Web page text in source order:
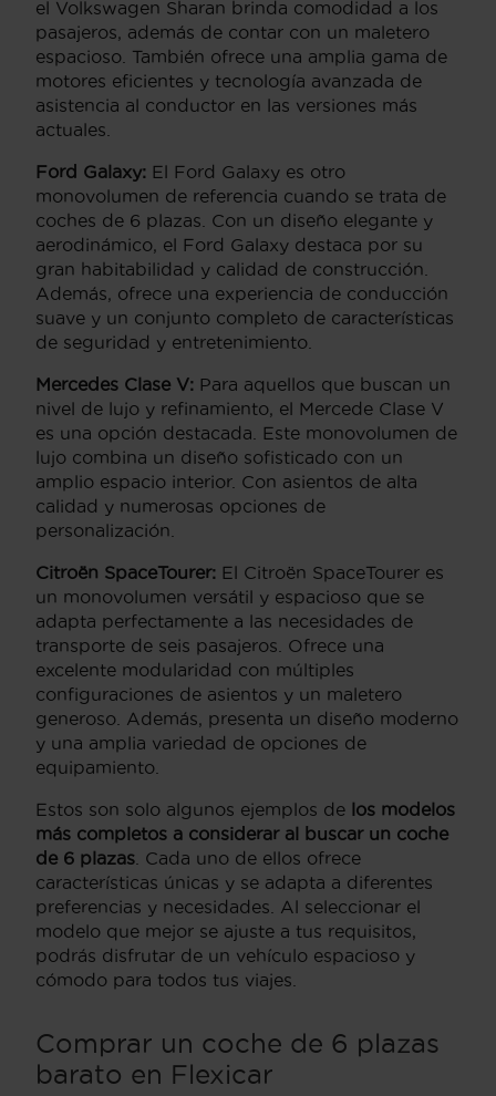
el Volkswagen Sharan brinda comodidad a los
pasajeros, además de contar con un maletero
espacioso. También ofrece una amplia gama de
motores eficientes y tecnología avanzada de
asistencia al conductor en las versiones más
actuales.
Ford Galaxy: El Ford Galaxy es otro
monovolumen de referencia cuando se trata de
coches de 6 plazas. Con un diseño elegante y
aerodinámico, el Ford Galaxy destaca por su
gran habitabilidad y calidad de construcción.
Además, ofrece una experiencia de conducción
suave y un conjunto completo de características
de seguridad y entretenimiento.
Mercedes Clase V: Para aquellos que buscan un
nivel de lujo y refinamiento, el Mercede Clase V
es una opción destacada. Este monovolumen de
lujo combina un diseño sofisticado con un
amplio espacio interior. Con asientos de alta
calidad y numerosas opciones de
personalización.
Citroën SpaceTourer: El Citroën SpaceTourer es
un monovolumen versátil y espacioso que se
adapta perfectamente a las necesidades de
transporte de seis pasajeros. Ofrece una
excelente modularidad con múltiples
configuraciones de asientos y un maletero
generoso. Además, presenta un diseño moderno
y una amplia variedad de opciones de
equipamiento.
Estos son solo algunos ejemplos de los modelos
más completos a considerar al buscar un coche
de 6 plazas . Cada uno de ellos ofrece
características únicas y se adapta a diferentes
preferencias y necesidades. Al seleccionar el
modelo que mejor se ajuste a tus requisitos,
podrás disfrutar de un vehículo espacioso y
cómodo para todos tus viajes.
Comprar un coche de 6 plazas
barato en Flexicar